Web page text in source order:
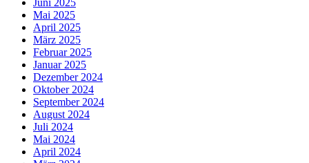
Mai 2025
April 2025
März 2025
Februar 2025
Januar 2025
Dezember 2024
Oktober 2024
September 2024
August 2024
Juli 2024
Mai 2024
April 2024